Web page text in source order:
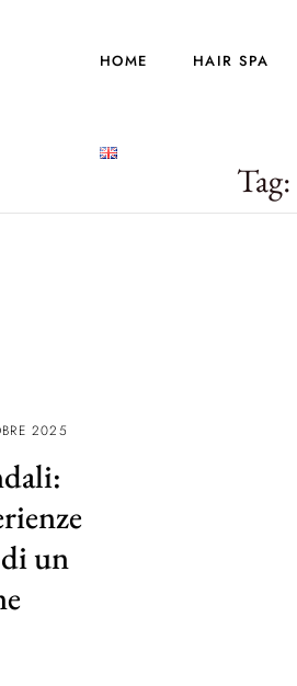
HOME HAIR SPA
Tag:
2025
un